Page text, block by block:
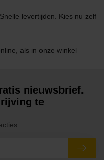
levertijden. Kies nu zelf
als in onze winkel
nieuwsbrief.
te